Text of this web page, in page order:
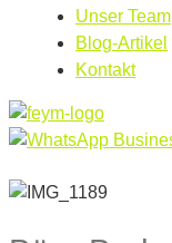
Unser Team
Blog-Artikel
Kontakt